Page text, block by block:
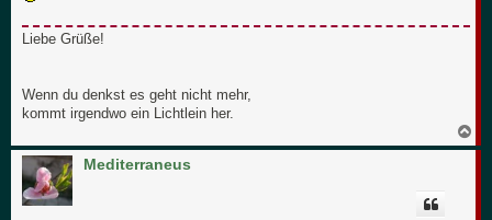
Liebe Grüße!
Wenn du denkst es geht nicht mehr,
kommt irgendwo ein Lichtlein her.
a
Mediterraneus